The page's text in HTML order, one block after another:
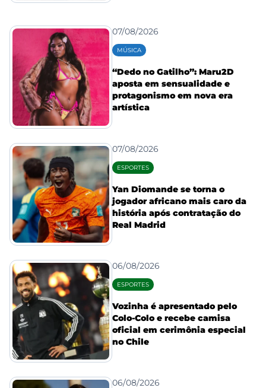
07/08/2026
MÚSICA
“Dedo no Gatilho”: Maru2D
aposta em sensualidade e
protagonismo em nova era
artística
07/08/2026
ESPORTES
Yan Diomande se torna o
jogador africano mais caro da
história após contratação do
Real Madrid
06/08/2026
ESPORTES
Vozinha é apresentado pelo
Colo-Colo e recebe camisa
oficial em cerimônia especial
no Chile
06/08/2026